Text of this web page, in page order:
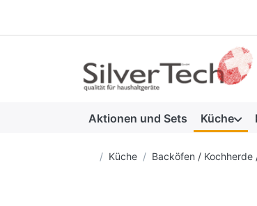
Aktionen und Sets Küche
Startseite
Küche Backöfen / Kochherde